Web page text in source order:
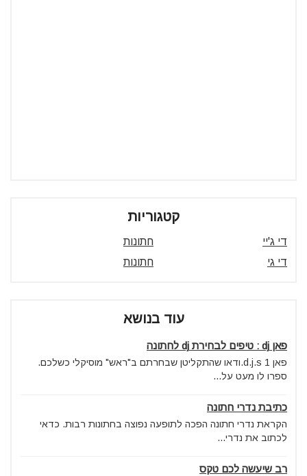
קטגוריות
די ג'יי
חתונות
די גי
חתונות
עוד בנושא
פאן dj : טיפים לבחירת dj לחתונה
פאן d.j.s 1.ודאו שהתקליטן שבחרתם ב"ראש" מוסיקלי כשלכם.
ספרו לו מעט על...
כתיבת נדרי חתונה
הקראת נדרי חתונה הפכה לתופעה נפוצה בחתונות רבות. כדאי
לכתוב את נדרי...
רב שיעשה לכם טקס